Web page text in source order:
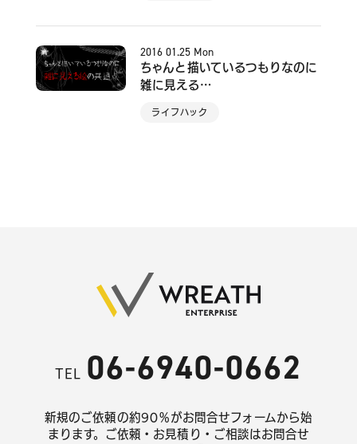
2016 01.25 Mon
ちゃんと描いているつもりなのに
雑に見える…
ライフハック
TEL 06-6940-0662
新規のご依頼の約90％がお問合せフォームから始
まります。 ご依頼・お見積り・ご相談はお問合せ